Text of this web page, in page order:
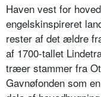
Haven vest for
engelskinspireret
rester af det ældre
af 1700-tallet
træer stammer fra
Gavnøfonden som